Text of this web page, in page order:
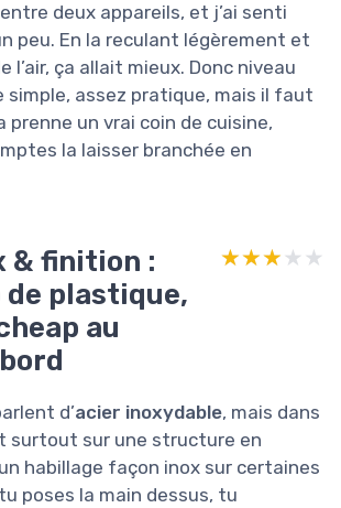
deux appareils, et j’ai senti
peu. En la reculant légèrement et
l’air, ça allait mieux. Donc niveau
simple, assez pratique, mais il faut
prenne un vrai coin de cuisine,
la laisser branchée en
& finition :
de plastique,
au
★★★★★
★★★★★
d’acier inoxydable, mais dans
surtout sur une structure en
habillage façon inox sur certaines
poses la main dessus, tu